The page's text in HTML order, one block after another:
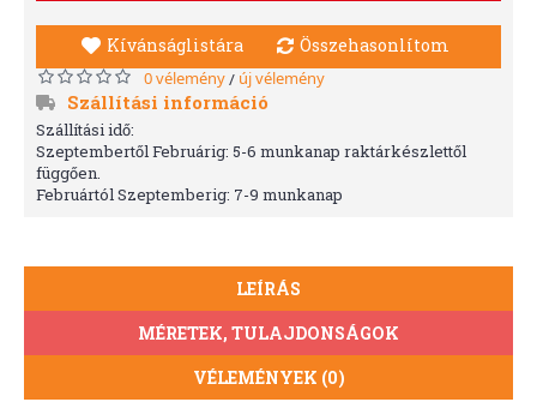
Kívánságlistára Összehasonlítom
0 vélemény/ új vélemény
Szállítási információ
Szállítási idő:
Szeptembertől Februárig: 5-6 munkanap raktárkészlettől
függően.
Februártól Szeptemberig: 7-9 munkanap
LEÍRÁS
MÉRETEK, TULAJDONSÁGOK
VÉLEMÉNYEK (0)